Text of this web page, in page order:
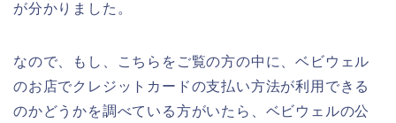
が分かりました。
なので、もし、こちらをご覧の方の中に、ベビウェル
のお店でクレジットカードの支払い方法が利用できる
のかどうかを調べている方がいたら、ベビウェルの公